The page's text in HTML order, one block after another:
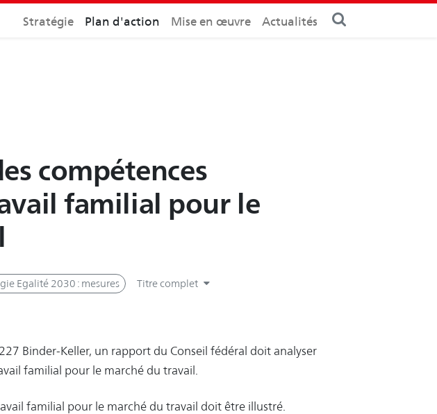
Stratégie Plan d'action Mise en œuvre Actualités
compétences
familial pour le
Egalité 2030 : mesures Titre complet
Binder-Keller, un rapport du Conseil fédéral doit analyser
familial pour le marché du travail.
familial pour le marché du travail doit être illustré.